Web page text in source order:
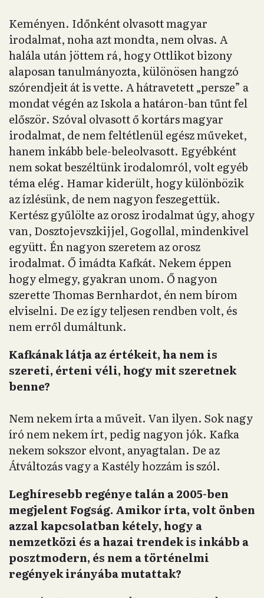
Keményen. Időnként olvasott magyar
irodalmat, noha azt mondta, nem olvas. A
halála után jöttem rá, hogy Ottlikot bizony
alaposan tanulmányozta, különösen hangzó
szórendjeit át is vette. A hátravetett „persze” a
mondat végén az Iskola a határon-ban tűnt fel
először. Szóval olvasott ő kortárs magyar
irodalmat, de nem feltétlenül egész műveket,
hanem inkább bele-beleolvasott. Egyébként
nem sokat beszéltünk irodalomról, volt egyéb
téma elég. Hamar kiderült, hogy különbözik
az ízlésünk, de nem nagyon feszegettük.
Kertész gyűlölte az orosz irodalmat úgy, ahogy
van, Dosztojevszkijjel, Gogollal, mindenkivel
együtt. Én nagyon szeretem az orosz
irodalmat. Ő imádta Kafkát. Nekem éppen
hogy elmegy, gyakran unom. Ő nagyon
szerette Thomas Bernhardot, én nem bírom
elviselni. De ez így teljesen rendben volt, és
nem erről dumáltunk.
Kafkának látja az értékeit, ha nem is
szereti, érteni véli, hogy mit szeretnek
benne?
Nem nekem írta a műveit. Van ilyen. Sok nagy
író nem nekem írt, pedig nagyon jók. Kafka
nekem sokszor elvont, anyagtalan. De az
Átváltozás vagy a Kastély hozzám is szól.
Leghíresebb regénye talán a 2005-ben
megjelent Fogság. Amikor írta, volt önben
azzal kapcsolatban kétely, hogy a
nemzetközi és a hazai trendek is inkább a
posztmodern, és nem a történelmi
regények irányába mutattak?